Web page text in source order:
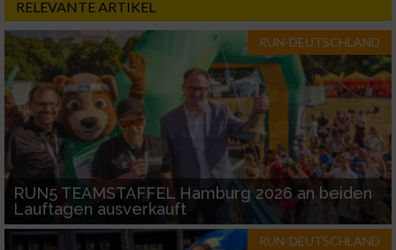
RELEVANTE ARTIKEL
RUN-DEUTSCHLAND
RUN5 TEAMSTAFFEL Hamburg 2026 an beiden
Lauftagen ausverkauft
RUN-DEUTSCHLAND